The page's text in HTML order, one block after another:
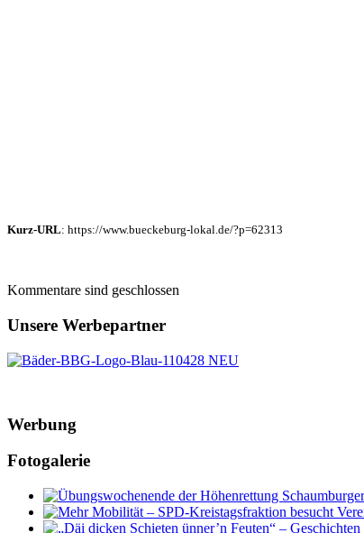
Kurz-URL: https://www.bueckeburg-lokal.de/?p=62313
Kommentare sind geschlossen
Unsere Werbepartner
Werbung
Fotogalerie